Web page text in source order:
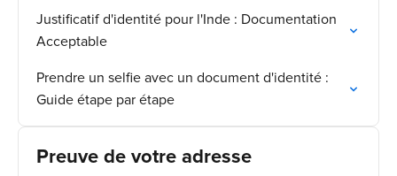
Justificatif d'identité pour l'Inde : Documentation
Acceptable
Prendre un selfie avec un document d'identité :
Guide étape par étape
Preuve de votre adresse